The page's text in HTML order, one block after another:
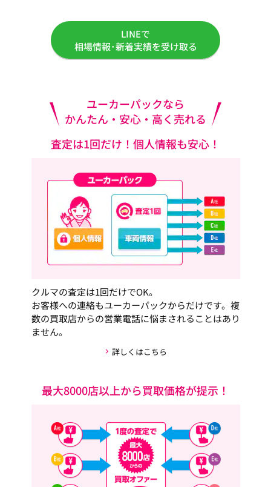
LINEで
相場情報･新着実績を受け取る
ユーカーパックなら
かんたん・安心・高く売れる
査定は1回だけ！個人情報も安心！
クルマの査定は1回だけでOK。
お客様への連絡もユーカーパックからだけです。複
数の買取店からの営業電話に悩まされることはあり
ません。
詳しくはこちら
最大8000店以上から買取価格が提示！